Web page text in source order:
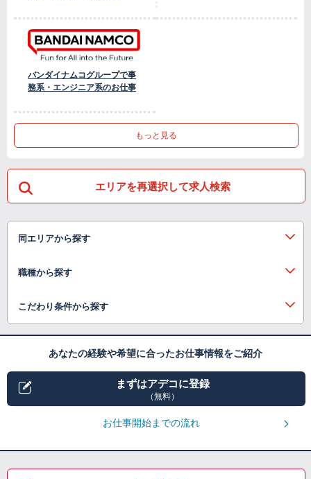
バンダイナムコグループで事
務系・エンジニア系のお仕事
もっと見る
エリアを再選択して求人検索
同エリアから探す
職種から探す
こだわり条件から探す
あなたの経験や希望に合ったお仕事情報をご紹介
まずはアデコに登録
（無料）
お仕事開始までの流れ